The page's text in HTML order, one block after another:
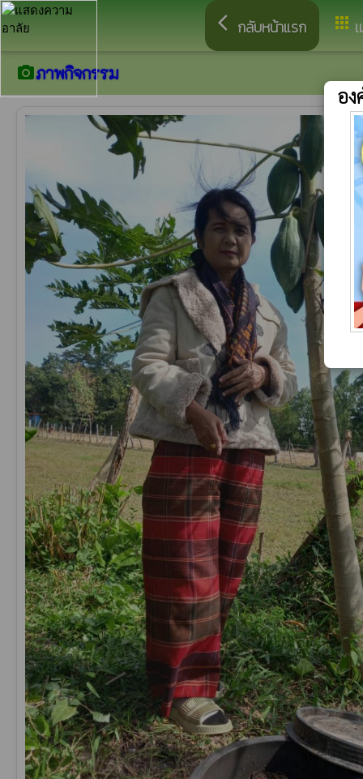
arrow_back_ios กลับหน้าแรก apps
camera_altภาพกิจกรรม
อ